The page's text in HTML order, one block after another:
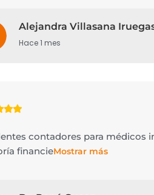
Alejandra Villasana
Hace 1 mes
contadores para médicos
financieMostrar más